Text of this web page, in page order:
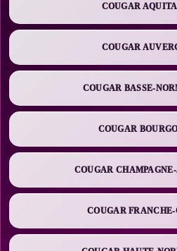
COUGAR
COUGAR
COUGAR BASSE-
COUGAR
COUGAR
COUGAR